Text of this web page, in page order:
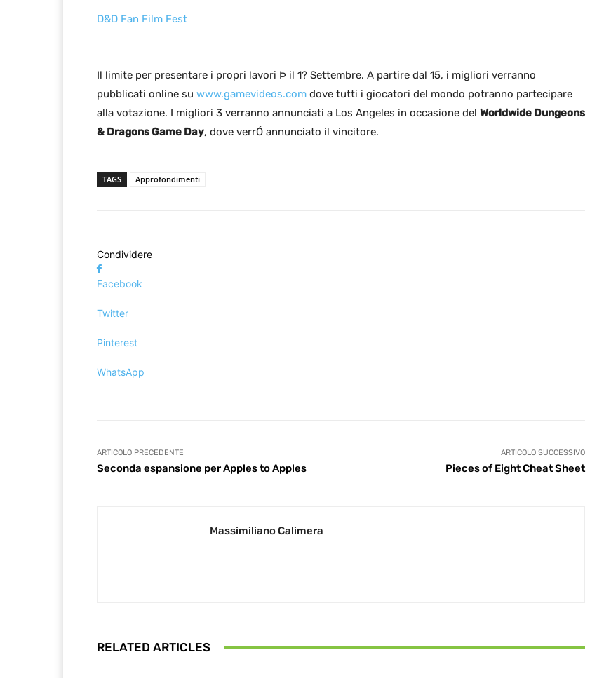
D&D Fan Film Fest
Il limite per presentare i propri lavori Þ il 1? Settembre. A partire dal 15, i migliori verranno
pubblicati online su www.gamevideos.com dove tutti i giocatori del mondo potranno partecipare
alla votazione. I migliori 3 verranno annunciati a Los Angeles in occasione del Worldwide Dungeons
& Dragons Game Day, dove verrÓ annunciato il vincitore.
TAGS Approfondimenti
Condividere
Facebook
Twitter
Pinterest
WhatsApp
ARTICOLO PRECEDENTE
Seconda espansione per Apples to Apples
ARTICOLO SUCCESSIVO
Pieces of Eight Cheat Sheet
Massimiliano Calimera
RELATED ARTICLES